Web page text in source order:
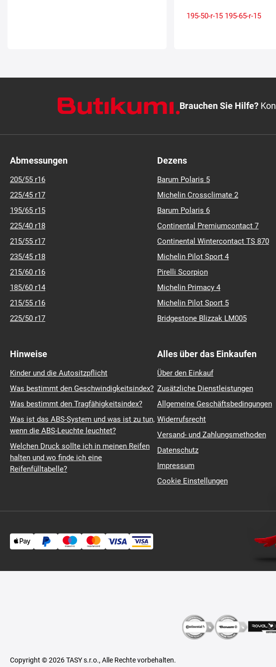
195-50-r-15 195-65-r-15
Brauchen Sie Hilfe?
Abmessungen
205/55 r16
225/45 r17
195/65 r15
225/40 r18
215/55 r17
235/45 r18
215/60 r16
185/60 r14
215/55 r16
225/50 r17
Dezens
Barum Polaris 5
Michelin Crossclimate 2
Barum Polaris 6
Continental Premiumcontact 7
Continental Wintercontact TS 870
Michelin Pilot Sport 4
Pirelli Scorpion
Michelin Primacy 4
Michelin Pilot Sport 5
Bridgestone Blizzak LM005
Hinweise
Kinder und die Autositzpflicht
Was bestimmt den Geschwindigkeitsindex?
Was bestimmt den Tragfähigkeitsindex?
Was ist das ABS-System und was ist zu tun,
wenn die ABS-Leuchte leuchtet?
Welchen Druck sollte ich in meinen Reifen
halten und wo finde ich eine
Reifenfülltabelle?
Alles über das Einkaufen
Über den Einkauf
Zusätzliche Dienstleistungen
Allgemeine Geschäftsbedingungen
Widerrufsrecht
Versand- und Zahlungsmethoden
Datenschutz
Impressum
Cookie Einstellungen
Copyright © 2026 TASY s.r.o., Alle Rechte vorbehalten.